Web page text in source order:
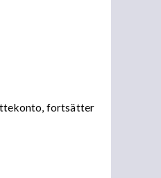
fortsätter